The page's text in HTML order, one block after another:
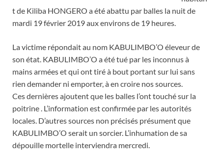
t de Kiliba HONGERO a été abattu par balles la nuit de
mardi 19 février 2019 aux environs de 19 heures.
La victime répondait au nom KABULIMBO’O éleveur de
son état. KABULIMBO’O a été tué par les inconnus à
mains armées et qui ont tiré à bout portant sur lui sans
rien demander ni emporter, à en croire nos sources.
Ces dernières ajoutent que les balles l’ont touché sur la
poitrine . L’information est confirmée par les autorités
locales. D’autres sources non précisés présument que
KABULIMBO’O serait un sorcier. L’inhumation de sa
dépouille mortelle interviendra mercredi.